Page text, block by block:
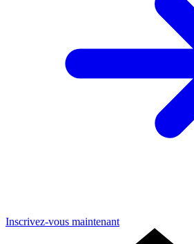
Inscrivez-vous maintenant